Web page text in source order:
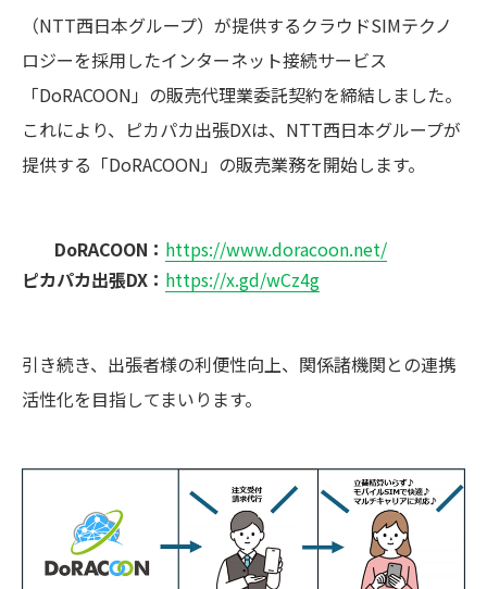
（NTT西日本グループ）が提供するクラウドSIMテクノ
ロジーを採用したインターネット接続サービス
「DoRACOON」の販売代理業委託契約を締結しました。
これにより、ピカパカ出張DXは、NTT西日本グループが
提供する「DoRACOON」の販売業務を開始します。
DoRACOON： https://www.doracoon.net/
ピカパカ出張DX： https://x.gd/wCz4g
引き続き、出張者様の利便性向上、関係諸機関との連携
活性化を目指してまいります。